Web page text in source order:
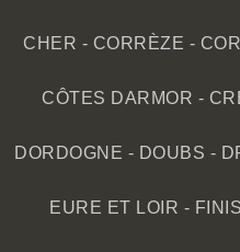
CHER - CORRÈZE -
CÔTES DARMOR -
DORDOGNE - DOUBS -
EURE ET LOIR -